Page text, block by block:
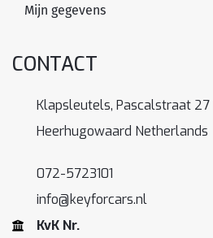
Mijn gegevens
CONTACT
Klapsleutels, Pascalstraat 27
Heerhugowaard Netherlands
072-5723101
info@keyforcars.nl
KvK Nr.